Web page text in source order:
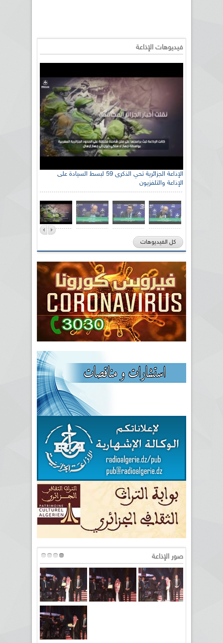
فيديوهات الإذاعة
الإذاعة الجزائرية تحي الذكرى 59 لبسط السيادة على
الإذاعة والتلفزيون
كل الفيديوهات
صور الإذاعة